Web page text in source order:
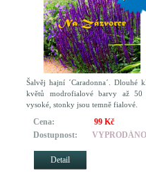
Šalvěj hajní ´Caradonna´. Dlouhé
květů modrofialové barvy až 50
vysoké, stonky jsou temně fialové.
Cena:
99 Kč
Dostupnost:
VYPRODÁNO
Detail